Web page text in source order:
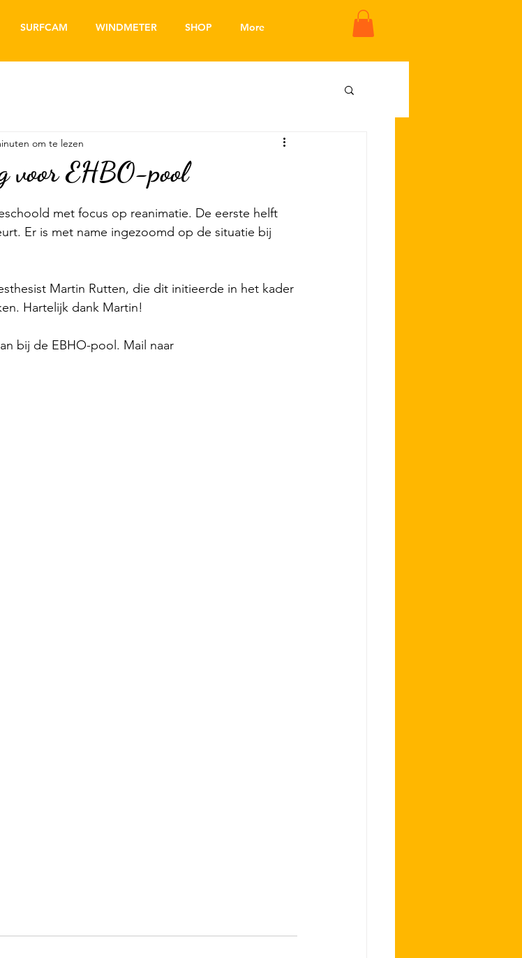
SURFCAM WINDMETER SHOP More
voor EHBO-pool
om te lezen
met focus op reanimatie. De eerste helft
Er is met name ingezoomd op de situatie bij
Martin Rutten, die dit initieerde in het kader
Hartelijk dank Martin!
bij de EBHO-pool. Mail naar